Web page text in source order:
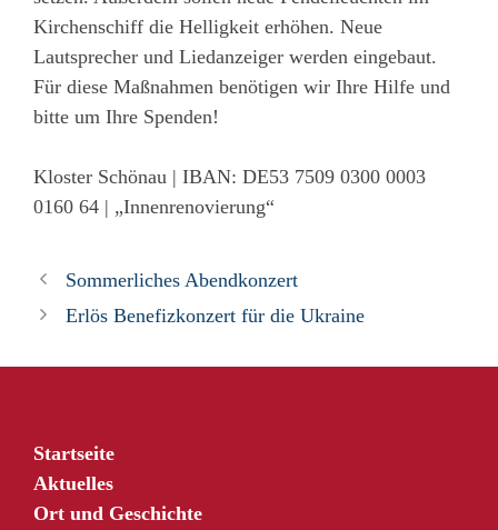
Kirchenschiff die Helligkeit erhöhen. Neue
Lautsprecher und Liedanzeiger werden eingebaut.
Für diese Maßnahmen benötigen wir Ihre Hilfe und
bitte um Ihre Spenden!
Kloster Schönau | IBAN: DE53 7509 0300 0003
0160 64 | „Innenrenovierung“
Sommerliches Abendkonzert
Erlös Benefizkonzert für die Ukraine
Startseite
Aktuelles
Ort und Geschichte